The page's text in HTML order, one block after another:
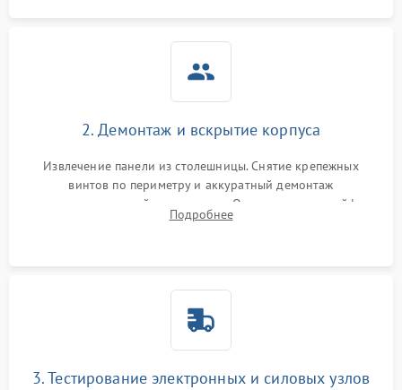
2. Демонтаж и вскрытие корпуса
Извлечение панели из столешницы. Снятие крепежных
винтов по периметру и аккуратный демонтаж
стеклокерамической поверхности. Отсоединение шлейфов
сенсорного блока для доступа к силовым платам, катушкам
Подробнее
3. Тестирование электронных и силовых узлов